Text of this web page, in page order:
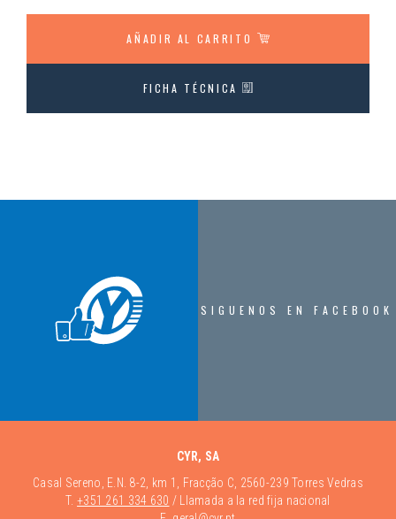
AÑADIR AL CARRITO
FICHA TÉCNICA
SIGUENOS EN FACEBOOK
CYR, SA
Casal Sereno, E.N. 8-2, km 1, Fracção C, 2560-239 Torres Vedras
T.+351 261 334 630 / Llamada a la red fija nacional